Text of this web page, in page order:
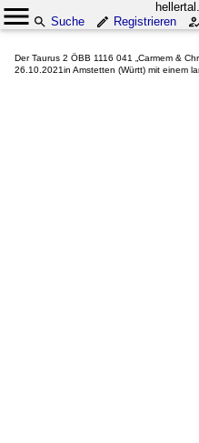
Suche
Registrieren
Der Taurus 2 ÖBB 1116 041 „Carmem &
26.10.2021in Amstetten (Württ) mit einem